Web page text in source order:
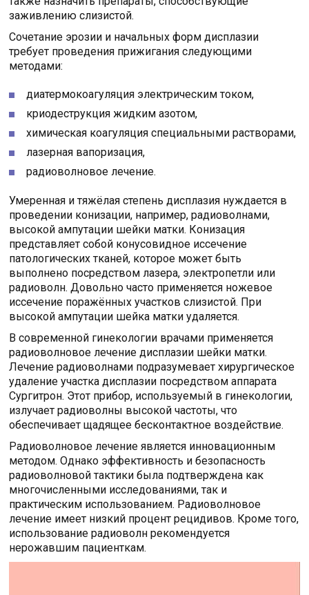
заживлению слизистой.
Сочетание эрозии и начальных форм дисплазии
требует проведения прижигания следующими
методами:
диатермокоагуляция электрическим током,
криодеструкция жидким азотом,
химическая коагуляция специальными растворами,
лазерная вапоризация,
радиоволновое лечение.
Умеренная и тяжёлая степень дисплазия нуждается в
проведении конизации, например, радиоволнами,
высокой ампутации шейки матки. Конизация
представляет собой конусовидное иссечение
патологических тканей, которое может быть
выполнено посредством лазера, электропетли или
радиоволн. Довольно часто применяется ножевое
иссечение поражённых участков слизистой. При
высокой ампутации шейка матки удаляется.
В современной гинекологии врачами применяется
радиоволновое лечение дисплазии шейки матки.
Лечение радиоволнами подразумевает хирургическое
удаление участка дисплазии посредством аппарата
Сургитрон. Этот прибор, используемый в гинекологии,
излучает радиоволны высокой частоты, что
обеспечивает щадящее бесконтактное воздействие.
Радиоволновое лечение является инновационным
методом. Однако эффективность и безопасность
радиоволновой тактики была подтверждена как
многочисленными исследованиями, так и
практическим использованием. Радиоволновое
лечение имеет низкий процент рецидивов. Кроме того,
использование радиоволн рекомендуется
нерожавшим пациенткам.